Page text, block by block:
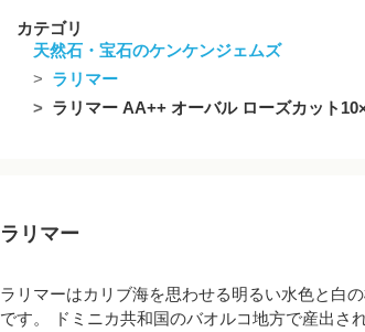
カテゴリ
天然石・宝石のケンケンジェムズ
ラリマー
ラリマー AA++ オーバル ローズカット
ラリマー
ラリマーはカリブ海を思わせる明るい水色と白
です。 ドミニカ共和国のバオルコ地方で産出さ